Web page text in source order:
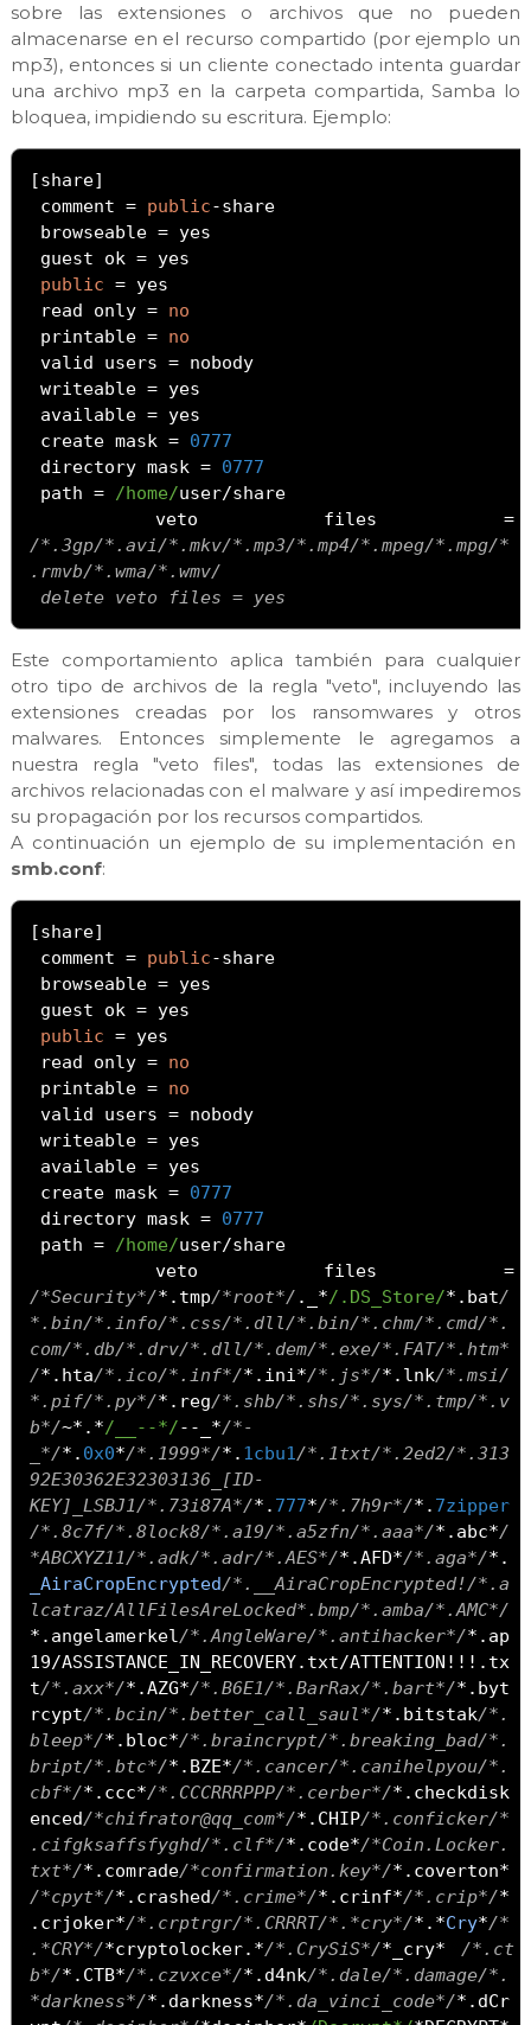
sobre las extensiones o archivos que no pueden
almacenarse en el recurso compartido (por ejemplo un
mp3), entonces si un cliente conectado intenta guardar
una archivo mp3 en la carpeta compartida, Samba lo
bloquea, impidiendo su escritura. Ejemplo:
[share]
comment = public-share
browseable = yes
guest ok = yes
public = yes
read only = no
printable = no
valid users = nobody
writeable = yes
available = yes
create mask = 0777
directory mask = 0777
path = /home/user/share
veto files =
/*.3gp/*.avi/*.mkv/*.mp3/*.mp4/*.mpeg/*.mpg/*
.rmvb/*.wma/*.wmv/
delete veto files = yes
Este comportamiento aplica también para cualquier
otro tipo de archivos de la regla "veto", incluyendo las
extensiones creadas por los ransomwares y otros
malwares. Entonces simplemente le agregamos a
nuestra regla "veto files", todas las extensiones de
archivos relacionadas con el malware y así impediremos
su propagación por los recursos compartidos.
A continuación un ejemplo de su implementación en
smb.conf:
[share]
comment = public-share
browseable = yes
guest ok = yes
public = yes
read only = no
printable = no
valid users = nobody
writeable = yes
available = yes
create mask = 0777
directory mask = 0777
path = /home/user/share
veto files =
/*Security*/*. tmp/*root*/ . */.DS_Store/*. bat/
*.bin/*.info/*.css/*.dll/*.bin/*.chm/*.cmd/*.
com/*.db/*.drv/*.dll/*.dem/*.exe/*.FAT/*.htm*
/*. hta/*.ico/*.inf*/*. ini*/*.js*/*. lnk/*.msi/
*.pif/*.py*/*. reg/*.shb/*.shs/*.sys/*.tmp/*.v
b*/~*.*/__--*/-- */*-
_*/*. 0x0*/*.1999*/*. 1cbu1/*.1txt/*.2ed2/*.313
92E30362E32303136_[ID-
KEY]_LSBJ1/*.73i87A*/*. 777*/*.7h9r*/*. 7zipper
/*.8c7f/*.8lock8/*.a19/*.a5zfn/*.aaa*/*. abc*/
*ABCXYZ11/*.adk/*.adr/*.AES*/*.AFD*/*.aga*/*.
_AiraCropEncrypted/*.__AiraCropEncrypted!/*.a
lcatraz/AllFilesAreLocked*.bmp/*.amba/*.AMC*/
*. angelamerkel/*.AngleWare/*.antihacker*/*. ap
19/ASSISTANCE_IN_RECOVERY. txt/ATTENTION !!!. tx
t/*.axx*/*.AZG*/*.B6E1/*.BarRax/*.bart*/*. byt
rcypt/*.bcin/*.better_call_saul*/*. bitstak/*.
bleep*/*. bloc*/*.braincrypt/*.breaking_bad/*.
bript/*.btc*/*. BZE*/*.cancer/*.canihelpyou/*.
cbf*/*. ccc*/*.CCCRRRPPP/*.cerber*/*. checkdisk
enced/*chifrator@qq_com*/*. CHIP/*.conficker/*
.cifgksaffsfyghd/*.clf*/*. code*/*Coin.Locker.
txt*/*. comrade/*confirmation.key*/*. coverton*
/*cpyt*/*. crashed/*.crime*/*. crinf*/*.crip*/*
. crjoker*/*.crptrgr/*.CRRRT/*.*cry*/*.*Cry*/*
.*CRY*/*cryptolocker.*/*.CrySiS*/* _cry*
/*.ct
b*/*. CTB*/*.czvxce*/*. d4nk/*.dale/*.damage/*.
*darkness*/*. darkness*/*.da_vinci_code*/*. dCr